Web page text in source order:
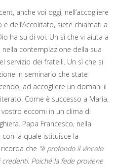
anche voi oggi, nell’accogliere
dell’Accolitato, siete chiamati a
ha su di voi. Un sì che vi aiuta a
contemplazione della sua
servizio dei fratelli. Un sì che si
in seminario che state
ad accogliere un domani il
Come è successo a Maria,
eccomi in un clima di
Papa Francesco, nella
con la quale istituisce la
che “è profondo il vincolo
Poiché la fede proviene